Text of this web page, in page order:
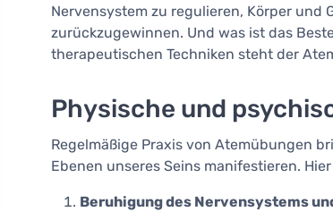
Nervensystem zu regulieren, Körper und
zurückzugewinnen. Und was ist das
therapeutischen Techniken steht der
Physische und
Regelmäßige Praxis von Atemübungen
Ebenen unseres Seins manifestieren.
Beruhigung des Nervensystems